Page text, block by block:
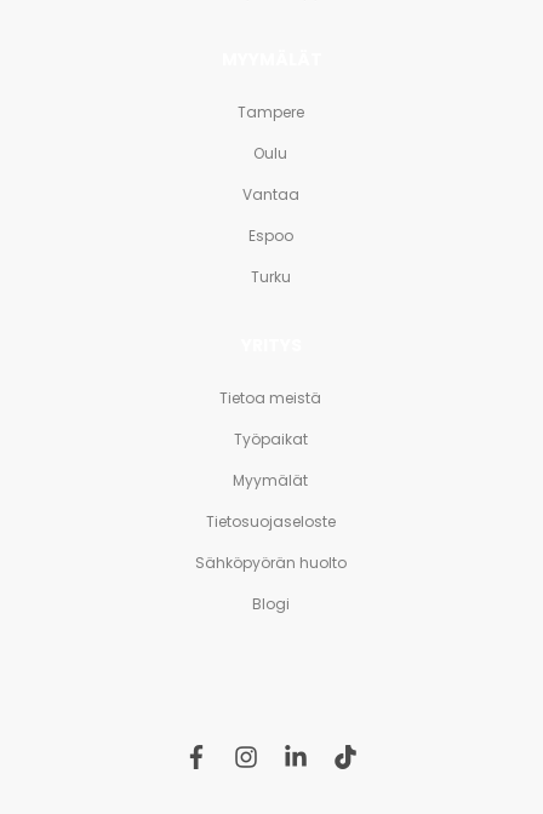
Tampere
Oulu
Vantaa
Espoo
Turku
Tietoa meistä
Työpaikat
Myymälät
Tietosuojaseloste
Sähköpyörän huolto
Blogi
f
a i l t
i